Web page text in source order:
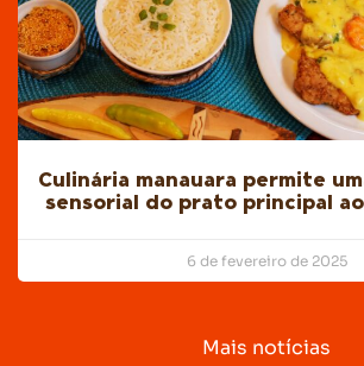
Culinária manauara permite
sensorial do prato principal
6 de fevereiro de 2025
Mais notícias